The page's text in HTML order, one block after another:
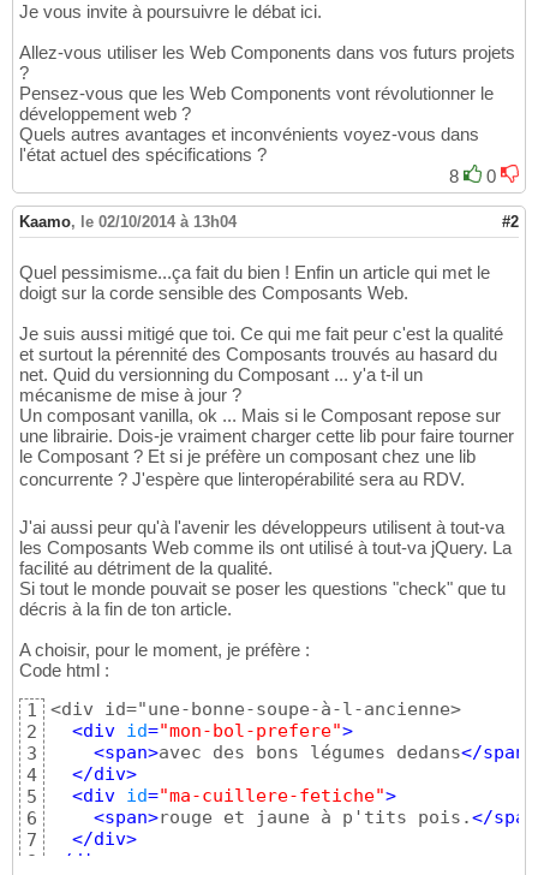
Je vous invite à poursuivre le débat ici.
Allez-vous utiliser les Web Components dans vos futurs projets
?
Pensez-vous que les Web Components vont révolutionner le
développement web ?
Quels autres avantages et inconvénients voyez-vous dans
l'état actuel des spécifications ?
8
0
Kaamo, le 02/10/2014 à 13h04 #2
Quel pessimisme...ça fait du bien ! Enfin un article qui met le
doigt sur la corde sensible des Composants Web.
Je suis aussi mitigé que toi. Ce qui me fait peur c'est la qualité
et surtout la pérennité des Composants trouvés au hasard du
net. Quid du versionning du Composant ... y'a t-il un
mécanisme de mise à jour ?
Un composant vanilla, ok ... Mais si le Composant repose sur
une librairie. Dois-je vraiment charger cette lib pour faire tourner
le Composant ? Et si je préfère un composant chez une lib
concurrente ? J'espère que linteropérabilité sera au RDV.
J'ai aussi peur qu'à l'avenir les développeurs utilisent à tout-va
les Composants Web comme ils ont utilisé à tout-va jQuery. La
facilité au détriment de la qualité.
Si tout le monde pouvait se poser les questions "check" que tu
décris à la fin de ton article.
A choisir, pour le moment, je préfère :
Code html :
1
2
3
4
5
6
7
8
<div id="une-bonne-soupe-à-l-ancienne>
<div id="mon-bol-prefere">
<span>avec des bons légumes dedans</span
</div>
<div id="ma-cuillere-fetiche">
<span>rouge et jaune à p'tits pois.</span
</div>
</ div